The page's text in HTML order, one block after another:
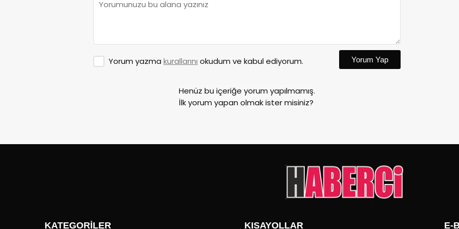
Yorum yazma kurallarını okudum ve kabul ediyorum. Yorum Yap
Henüz bu içeriğe yorum yapılmamış.
İlk yorum yapan olmak ister misiniz?
KATEGORİLER KISAYOLLAR E-